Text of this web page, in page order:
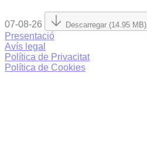
07-08-26 Descarregar (14.95 MB)
Presentació
Avís legal
Política de Privacitat
Política de Cookies